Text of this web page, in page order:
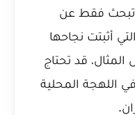
تبحث فقط عن
أثبتت نجاحها
قد تحتاج
اللهجة المحلية